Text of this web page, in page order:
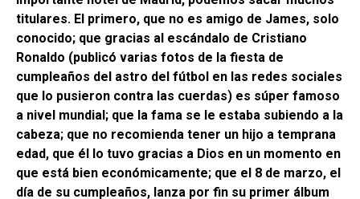
titulares. El primero, que no es amigo de James, solo
conocido; que gracias al escándalo de Cristiano
Ronaldo (publicó varias fotos de la fiesta de
cumpleaños del astro del fútbol en las redes sociales
que lo pusieron contra las cuerdas) es súper famoso
a nivel mundial; que la fama se le estaba subiendo a la
cabeza; que no recomienda tener un hijo a temprana
edad, que él lo tuvo gracias a Dios en un momento en
que está bien económicamente; que el 8 de marzo, el
día de su cumpleaños, lanza por fin su primer álbum